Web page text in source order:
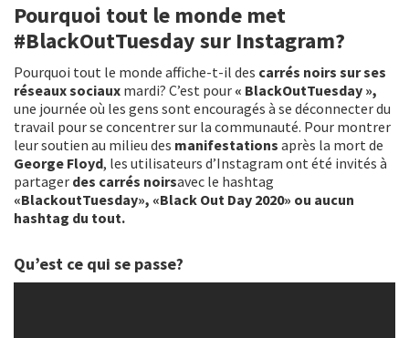
o
o
k
er l
ge
r
Pourquoi tout le monde met
#BlackOutTuesday sur Instagram?
Pourquoi tout le monde affiche-t-il des carrés noirs sur ses
réseaux sociaux mardi? C’est pour « BlackOutTuesday »,
une journée où les gens sont encouragés à se déconnecter du
travail pour se concentrer sur la communauté. Pour montrer
leur soutien au milieu des manifestations après la mort de
George Floyd, les utilisateurs d’Instagram ont été invités à
partager des carrés noirsavec le hashtag
«BlackoutTuesday», «Black Out Day 2020» ou aucun
hashtag du tout.
Qu’est ce qui se passe?